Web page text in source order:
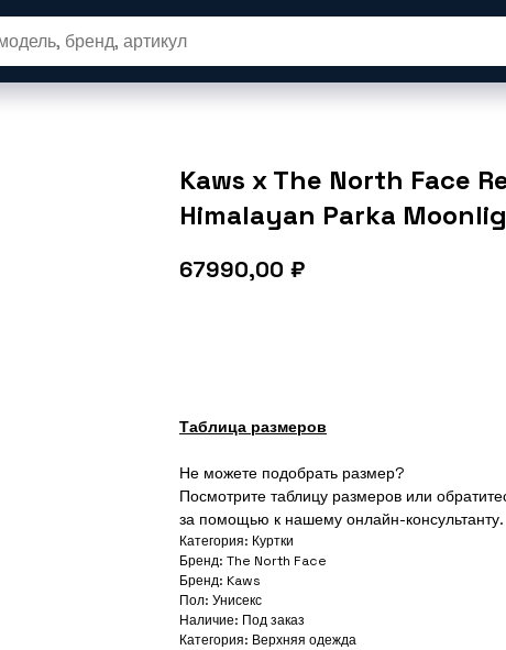
Kaws x The North Face
Himalayan Parka
67990,00 ₽
Таблица размеров
Не можете подобрать размер?
Посмотрите таблицу размеров или
за помощью к нашему онлайн-консультанту.
Категория: Куртки
Бренд: The North Face
Бренд: Kaws
Пол: Унисекс
Наличие: Под заказ
Категория: Верхняя одежда